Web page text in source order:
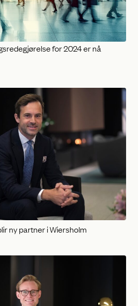
for 2024 er nå
ny partner i Wiersholm